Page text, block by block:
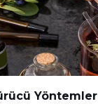
Yöntemler